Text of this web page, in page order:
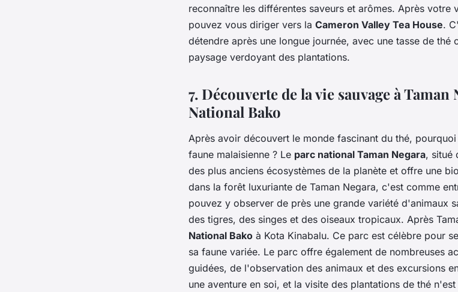
reconnaître les différentes saveurs et arômes. Après votre
pouvez vous diriger vers la Cameron Valley Tea House.
détendre après une longue journée, avec une tasse de thé
paysage verdoyant des plantations.
7. Découverte de la vie sauvage à Taman
National Bako
Après avoir découvert le monde fascinant du thé,
faune malaisienne ? Le parc national Taman Negara, situé
des plus anciens écosystèmes de la planète et offre une
dans la forêt luxuriante de Taman Negara, c'est comme
pouvez y observer de près une grande variété d'animaux
des tigres, des singes et des oiseaux tropicaux. Après
National Bako à Kota Kinabalu. Ce parc est célèbre pour
sa faune variée. Le parc offre également de nombreuses
guidées, de l'observation des animaux et des excursions
une aventure en soi, et la visite des plantations de thé